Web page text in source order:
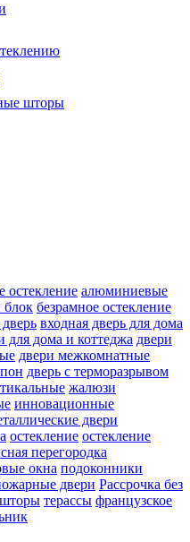
шторы
остекление алюминиевые
блок безрамное остекление
входная дверь для дома
для дома и коттеджа двери
двери межкомнатные
дверь с терморазрывом
жалюзи
инновационные
двери
остекление остекление
перегородка
окна подоконники
двери Рассрочка без
терассы французское